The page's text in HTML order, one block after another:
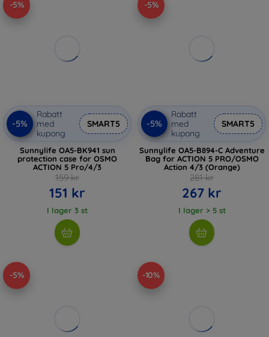
-5%
-5%
Rabatt
med
kupong
SMART5
Sunnylife OA5-BK941 sun
protection case for OSMO
ACTION 5 Pro/4/3
159 kr
151 kr
I lager 3 st
-5%
-5%
Rabatt
med
kupong
SMART5
Sunnylife OA5-B894-C Adventure
Bag for ACTION 5 PRO/OSMO
Action 4/3 (Orange)
281 kr
267 kr
I lager > 5 st
-5% -10%